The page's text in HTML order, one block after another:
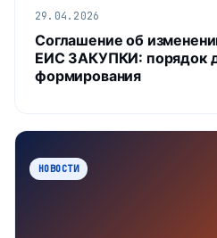
29.04.2026
Соглашение об
ЕИС ЗАКУПКИ: порядок
формирования
НОВОСТИ